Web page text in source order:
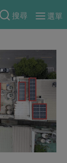
搜尋
選單